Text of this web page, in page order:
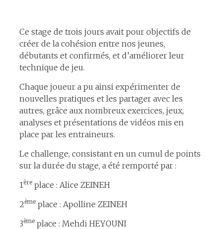
Ce stage de trois jours avait pour objectifs de
créer de la cohésion entre nos jeunes,
débutants et confirmés, et d’améliorer leur
technique de jeu.
Chaque joueur a pu ainsi expérimenter de
nouvelles pratiques et les partager avec les
autres, grâce aux nombreux exercices, jeux,
analyses et présentations de vidéos mis en
place par les entraineurs.
Le challenge, consistant en un cumul de points
sur la durée du stage, a été remporté par :
1èreplace : Alice ZEINEH
2èmeplace : Apolline ZEINEH
3èmeplace : Mehdi HEYOUNI